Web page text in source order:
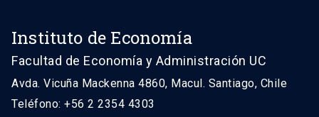
Instituto de Economía
Facultad de Economía y Administración UC
Avda. Vicuña Mackenna 4860, Macul. Santiago, Chile
Teléfono: +56 2 2354 4303